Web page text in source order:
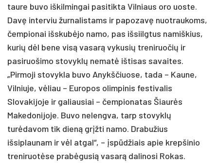
taure buvo iškilmingai pasitikta Vilniaus oro uoste.
Davę interviu žurnalistams ir papozavę nuotraukoms,
čempionai išskubėjo namo, pas išsiilgtus namiškius,
kurių dėl bene visą vasarą vykusių treniruočių ir
pasiruošimo stovyklų nematė ištisas savaites.
„Pirmoji stovykla buvo Anykščiuose, tada – Kaune,
Vilniuje, vėliau – Europos olimpinis festivalis
Slovakijoje ir galiausiai – čempionatas Šiaurės
Makedonijoje. Buvo nelengva, tarp stovyklų
turėdavom tik dieną grįžti namo. Drabužius
išsiplaunam ir vėl atgal“, – įspūdžiais apie krepšinio
treniruotėse prabėgusią vasarą dalinosi Rokas.